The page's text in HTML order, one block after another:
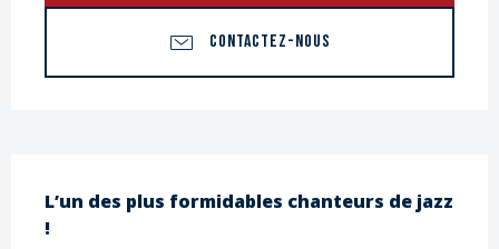
CONTACTEZ-NOUS
Description
L’un des plus formidables chanteurs de jazz
!